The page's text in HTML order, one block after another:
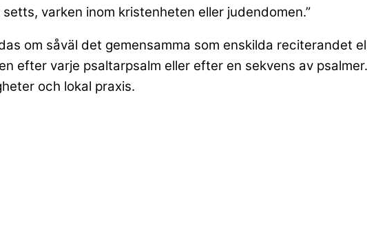
varken inom kristenheten eller judendomen.”
om såväl det gemensamma som enskilda reciterandet
efter varje psaltarpsalm eller efter en sekvens av
och lokal praxis.